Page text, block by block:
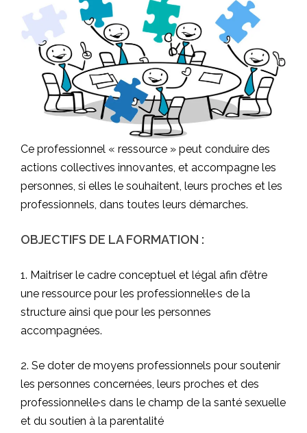
Ce professionnel « ressource » peut conduire des
actions collectives innovantes, et accompagne les
personnes, si elles le souhaitent, leurs proches et les
professionnels, dans toutes leurs démarches.
OBJECTIFS DE LA FORMATION :
1. Maitriser le cadre conceptuel et légal afin d’être
une ressource pour les professionnel·le·s de la
structure ainsi que pour les personnes
accompagnées.
2. Se doter de moyens professionnels pour soutenir
les personnes concernées, leurs proches et des
professionnel·le·s dans le champ de la santé sexuelle
et du soutien à la parentalité